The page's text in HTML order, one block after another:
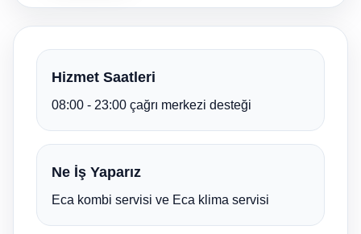
Hizmet Saatleri
08:00 - 23:00 çağrı merkezi desteği
Ne İş Yaparız
Eca kombi servisi ve Eca klima servisi